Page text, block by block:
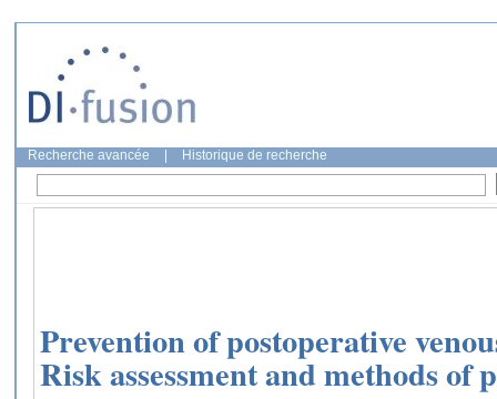
Recherche avancée Historique de recherche
Prevention of postoperative
Risk assessment and methods of